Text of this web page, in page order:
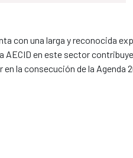
con una larga y reconocida
en este sector
la consecución de la Agenda